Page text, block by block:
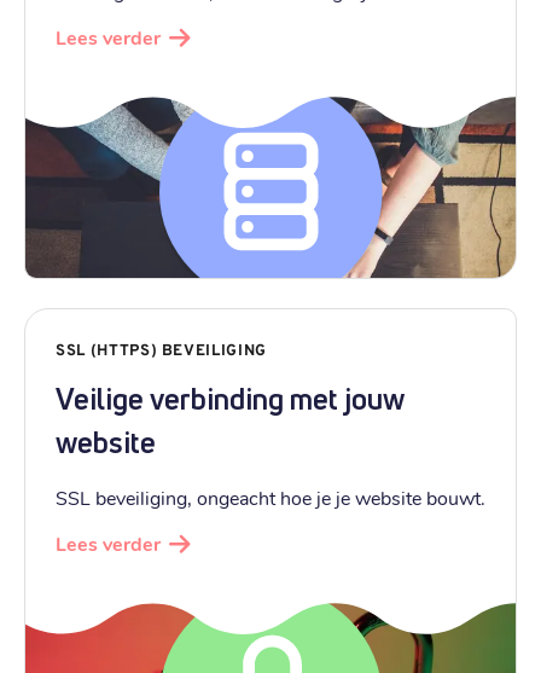
Lees verder
SSL (HTTPS) BEVEILIGING
Veilige verbinding met jouw
website
SSL beveiliging, ongeacht hoe je je website bouwt.
Lees verder